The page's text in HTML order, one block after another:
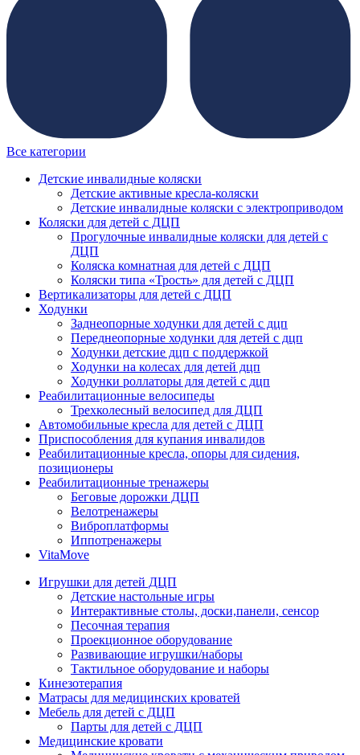
Все категории
Детские инвалидные коляски
Детские активные кресла-коляски
Детские инвалидные коляски с электроприводом
Коляски для детей с ДЦП
Прогулочные инвалидные коляски для детей с
ДЦП
Коляска комнатная для детей с ДЦП
Коляски типа «Трость» для детей с ДЦП
Вертикализаторы для детей с ДЦП
Ходунки
Заднеопорные ходунки для детей с дцп
Переднеопорные ходунки для детей с дцп
Ходунки детские дцп с поддержкой
Ходунки на колесах для детей дцп
Ходунки роллаторы для детей с дцп
Реабилитационные велосипеды
Трехколесный велосипед для ДЦП
Автомобильные кресла для детей с ДЦП
Приспособления для купания инвалидов
Реабилитационные кресла, опоры для сидения,
позиционеры
Реабилитационные тренажеры
Беговые дорожки ДЦП
Велотренажеры
Виброплатформы
Иппотренажеры
VitaMove
Игрушки для детей ДЦП
Детские настольные игры
Интерактивные столы, доски,панели, сенсор
Песочная терапия
Проекционное оборудование
Развивающие игрушки/наборы
Тактильное оборудование и наборы
Кинезотерапия
Матрасы для медицинских кроватей
Мебель для детей с ДЦП
Парты для детей с ДЦП
Медицинские кровати